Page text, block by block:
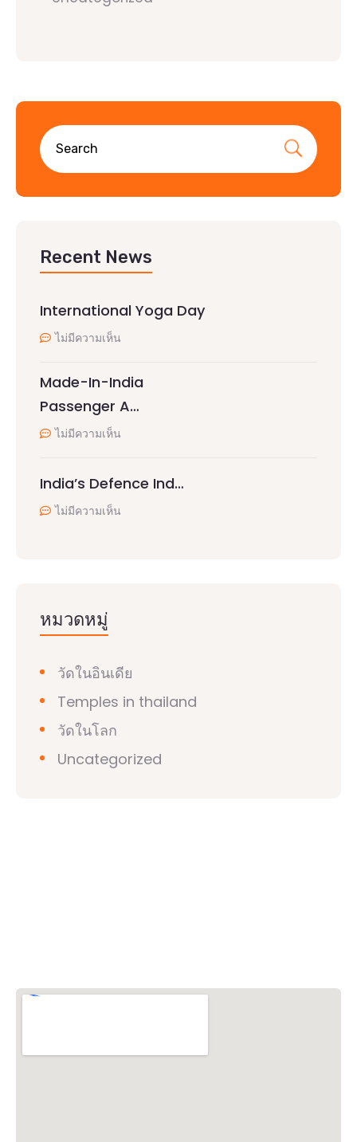
Recent News
International Yoga Day
ไม่มีความเห็น
Made-In-India
Passenger A…
ไม่มีความเห็น
India’s Defence Ind…
ไม่มีความเห็น
หมวดหมู่
วัดในอินเดีย
Temples in thailand
วัดในโลก
Uncategorized